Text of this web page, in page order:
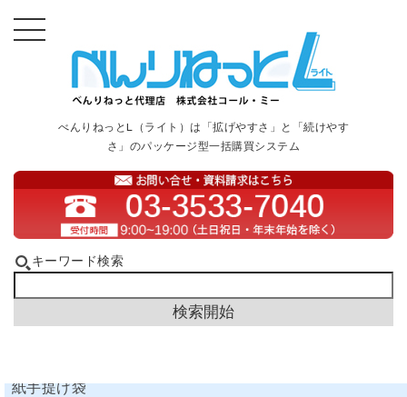
べんりねっとL（ライト）は「拡げやすさ」と「続けやす
さ」のパッケージ型一括購買システム
キーワード検索
紙手提げ袋